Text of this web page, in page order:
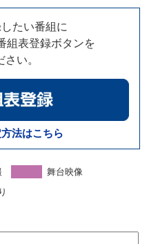
たい番組に
組表登録ボタンを
い。
法はこちら
舞台映像